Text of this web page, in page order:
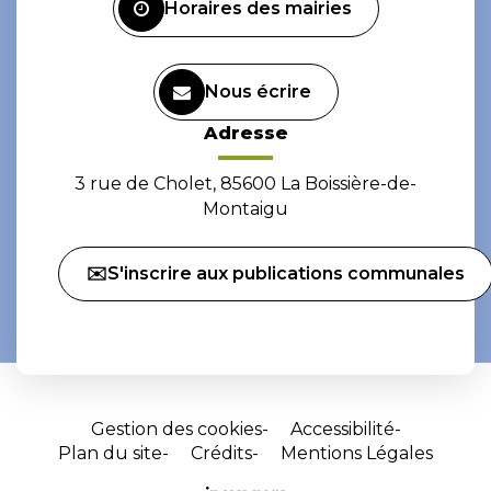
Horaires des mairies
Nous écrire
Adresse
3 rue de Cholet, 85600 La Boissière-de-
Montaigu
✉️S'inscrire aux publications communales
Gestion des cookies
Accessibilité
Plan du site
Crédits
Mentions Légales